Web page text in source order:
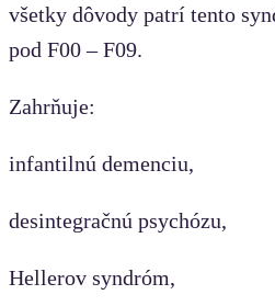
všetky dôvody patrí tento
pod F00 – F09.
Zahrňuje:
infantilnú demenciu,
desintegračnú psychózu,
Hellerov syndróm,